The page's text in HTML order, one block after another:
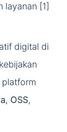
layanan [1]
digital di
platform
, OSS,